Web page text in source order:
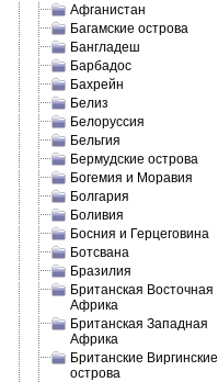
Афганистан
Багамские острова
Бангладеш
Барбадос
Бахрейн
Белиз
Белоруссия
Бельгия
Бермудские острова
Богемия и Моравия
Болгария
Боливия
Босния и Герцеговина
Ботсвана
Бразилия
Британская Восточная
Африка
Британская Западная
Африка
Британские Виргинские
острова